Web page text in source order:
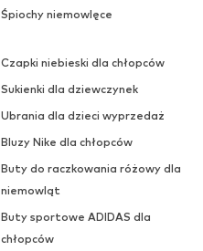
Śpiochy niemowlęce
Czapki niebieski dla chłopców
Sukienki dla dziewczynek
Ubrania dla dzieci wyprzedaż
Bluzy Nike dla chłopców
Buty do raczkowania różowy dla
niemowląt
Buty sportowe ADIDAS dla
chłopców